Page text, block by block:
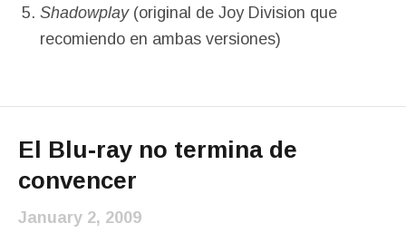
Shadowplay(original de Joy Division que
recomiendo en ambas versiones)
El Blu-ray no termina de
convencer
January 2, 2009